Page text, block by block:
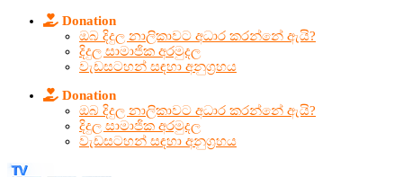
Donation
ඔබ දිදුල නාලිකාවට අධාර කරන්නේ ඇයි?
දිදුල සාමාජික අරමුදල
වැඩසටහන් සඳහා අනුග්‍රහය
Donation
ඔබ දිදුල නාලිකාවට අධාර කරන්නේ ඇයි?
දිදුල සාමාජික අරමුදල
වැඩසටහන් සඳහා අනුග්‍රහය